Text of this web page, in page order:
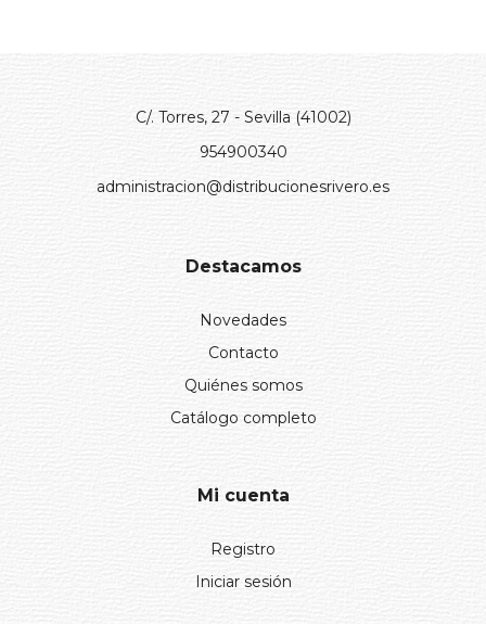
C/. Torres, 27 - Sevilla (41002)
954900340
administracion@distribucionesrivero.es
Destacamos
Novedades
Contacto
Quiénes somos
Catálogo completo
Mi cuenta
Registro
Iniciar sesión